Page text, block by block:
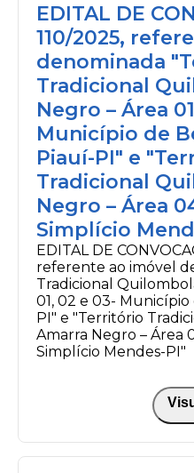
EDITAL DE
110/2025,
denominada
Tradicional
Negro – Área
Município de
Piauí-PI" e
Tradicional
Negro – Área
Simplício
EDITAL DE
referente ao imóvel
Tradicional
01, 02 e 03-
PI" e "Território
Amarra Negro – Área
Simplício Mendes-PI"